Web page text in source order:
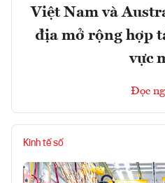
Việt Nam và
địa mở rộng hợp
vực
Đọc
Kinh tế số